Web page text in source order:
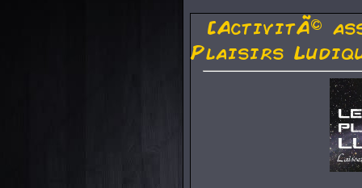
[ActivitÃ©
Plaisirs